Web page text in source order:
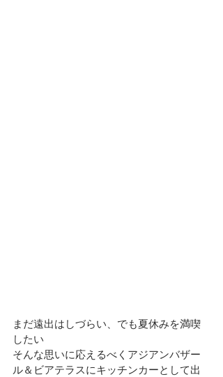
まだ遠出はしづらい、でも夏休みを満喫
したい
そんな思いに応えるべくアジアンバザー
ル＆ビアテラスにキッチンカーとして出